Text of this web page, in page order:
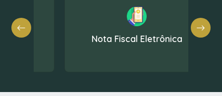
Nota Fiscal Eletrônica